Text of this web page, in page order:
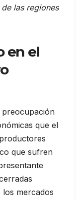
las regiones
en el
que el
que sufren
los mercados